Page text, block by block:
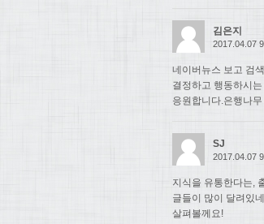
김은지
2017.04.07
네이버뉴스 보고 검
결정하고 행동하시
응원합니다.은행나
SJ
2017.04.07
지식을 유통한다는,
글들이 많이 달려있
살펴볼께요!